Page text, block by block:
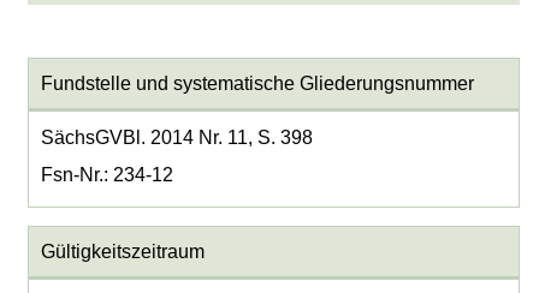
Fundstelle und systematische Gliederungsnummer
SächsGVBl. 2014 Nr. 11, S. 398
Fsn-Nr.: 234-12
Gültigkeitszeitraum